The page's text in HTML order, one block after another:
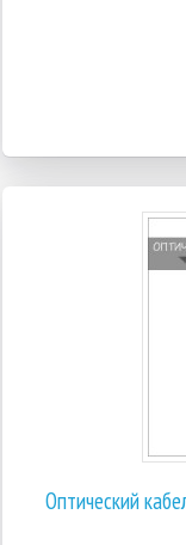
Оптический